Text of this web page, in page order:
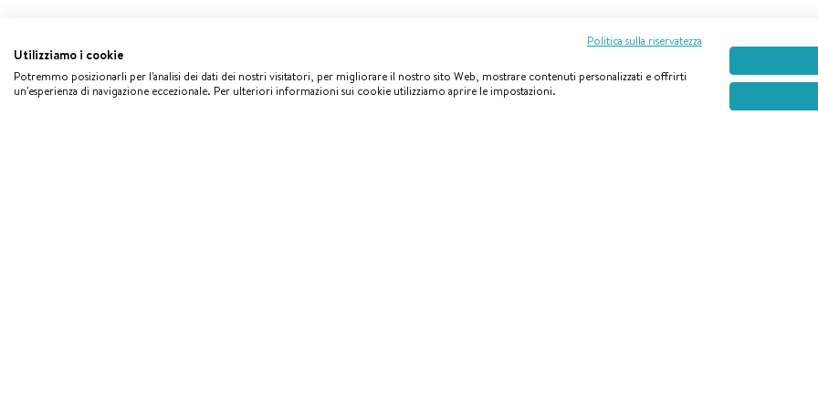
Politica sulla riservatezza
Utilizziamo i cookie
Potremmo posizionarli per l'analisi dei dati dei nostri visitatori, per migliorare il nostro sito Web, mostrare contenuti personalizzati e offrirti
un'esperienza di navigazione eccezionale. Per ulteriori informazioni sui cookie utilizziamo aprire le impostazioni.